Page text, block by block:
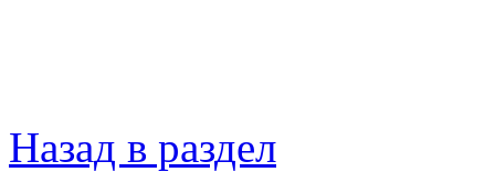
Назад в раздел